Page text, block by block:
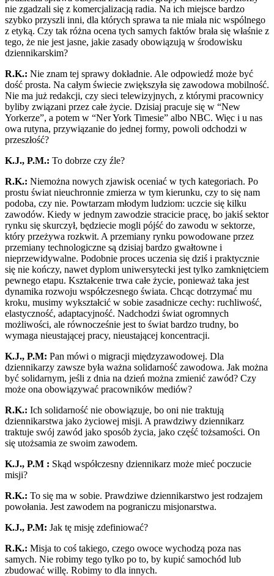
nie zgadzali się z komercjalizacją radia. Na ich miejsce bardzo
szybko przyszli inni, dla których sprawa ta nie miała nic wspólnego
z etyką. Czy tak różna ocena tych samych faktów brała się właśnie z
tego, że nie jest jasne, jakie zasady obowiązują w środowisku
dziennikarskim?
R.K.: Nie znam tej sprawy dokładnie. Ale odpowiedź może być
dość prosta. Na całym świecie zwiększyła się zawodowa mobilność.
Nie ma już redakcji, czy sieci telewizyjnych, z którymi pracownicy
byliby związani przez całe życie. Dzisiaj pracuje się w “New
Yorkerze”, a potem w “Ner York Timesie” albo NBC. Więc i u nas
owa rutyna, przywiązanie do jednej formy, powoli odchodzi w
przeszłość?
K.J., P.M.: To dobrze czy źle?
R.K.: Niemożna nowych zjawisk oceniać w tych kategoriach. Po
prostu świat nieuchronnie zmierza w tym kierunku, czy to się nam
podoba, czy nie. Powtarzam młodym ludziom: uczcie się kilku
zawodów. Kiedy w jednym zawodzie stracicie pracę, bo jakiś sektor
rynku się skurczył, będziecie mogli pójść do zawodu w sektorze,
który przeżywa rozkwit. A przemiany rynku powodowane przez
przemiany technologiczne są dzisiaj bardzo gwałtowne i
nieprzewidywalne. Podobnie proces uczenia się dziś i praktycznie
się nie kończy, nawet dyplom uniwersytecki jest tylko zamkniętciem
pewnego etapu. Kształcenie trwa całe życie, ponieważ taka jest
dynamika rozwoju współczesnego świata. Chcąc dotrzymać mu
kroku, musimy wykształcić w sobie zasadnicze cechy: ruchliwość,
elastyczność, adaptacyjność. Nadchodzi świat ogromnych
możliwości, ale równocześnie jest to świat bardzo trudny, bo
wymaga nieustającej pracy, nieustającej koncentracji.
K.J., P.M: Pan mówi o migracji międzyzawodowej. Dla
dziennikarzy zawsze była ważna solidarność zawodowa. Jak można
być solidarnym, jeśli z dnia na dzień można zmienić zawód? Czy
może ona obowiązywać pracowników mediów?
R.K.: Ich solidarność nie obowiązuje, bo oni nie traktują
dziennikarstwa jako życiowej misji. A prawdziwy dziennikarz
traktuje swój zawód jako sposób życia, jako część tożsamości. On
się utożsamia ze swoim zawodem.
K.J., P.M : Skąd współczesny dziennikarz może mieć poczucie
misji?
R.K.: To się ma w sobie. Prawdziwe dziennikarstwo jest rodzajem
powołania. Jest zawodem na pograniczu misjonarstwa.
K.J., P.M: Jak tę misję zdefiniować?
R.K.: Misja to coś takiego, czego owoce wychodzą poza nas
samych. Nie robimy tego tylko po to, by kupić samochód lub
zbudować willę. Robimy to dla innych.